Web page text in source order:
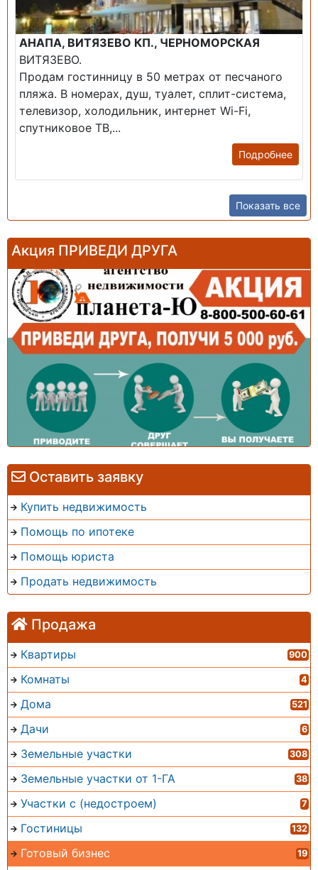
Оставить заявку
Купить недвижимость
Помощь по ипотеке
Помощь юриста
Продать недвижимость
Продажа
Квартиры 900
Комнаты 4
Дома 521
Дачи 6
Земельные участки 308
Земельные участки от 1-ГА 38
Участки с (недостроем) 7
Гостиницы 132
Готовый бизнес 19
АНАПА, ВИТЯЗЕВО КП., ЧЕРНОМОРСКАЯ
ВИТЯЗЕВО.
Продам гостинницу в 50 метрах от песчаного
пляжа. В номерах, душ, туалет, сплит-система,
телевизор, холодильник, интернет Wi-Fi,
спутниковое ТВ,...
Подробнее
Показать все
Акция ПРИВЕДИ ДРУГА